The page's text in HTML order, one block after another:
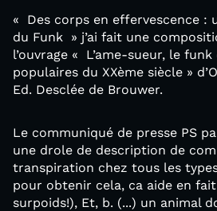
« Des corps en effervescence :
du Funk » j’ai fait une
l’ouvrage « L’ame-sueur, le
populaires du XXème siècle »
Ed. Desclée de Brouwer.
Le communiqué de presse PS
une drole de description de
transpiration chez tous les
pour obtenir cela, ca aide en
surpoids!), Et, b. (...) un animal